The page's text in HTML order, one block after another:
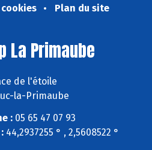
Plan du site
La Primaube
de l'étoile
la-Primaube
: 05 65 47 07 93
44,2937255 ° , 2,5608522 °